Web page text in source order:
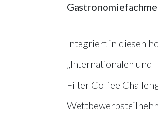
Integriert in diesen
„Internationalen
Filter Coffee